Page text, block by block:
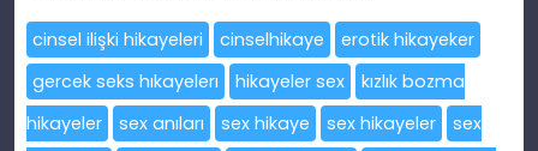
cinsel ilişki hikayeleri cinselhikaye
erotik hikayeker
gercek seks hıkayelerı
hikayeler sex
kızlık bozma
hikayeler
sex anıları sex hikaye sex hikayeler
sex